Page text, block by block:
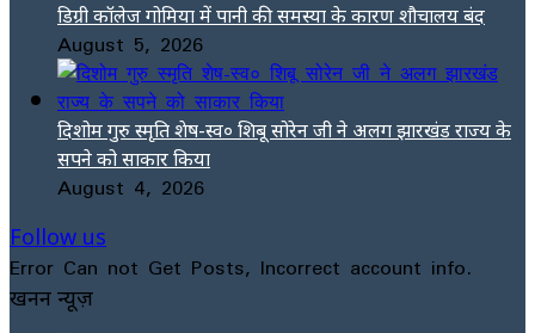
डिग्री कॉलेज गोमिया में पानी की समस्या के कारण शौचालय बंद
August 5, 2026
दिशोम गुरु स्मृति शेष-स्व० शिबू सोरेन जी ने अलग झारखंड राज्य के
सपने को साकार किया
August 4, 2026
Follow us
Error Can not Get Posts, Incorrect account info.
खनन न्यूज़